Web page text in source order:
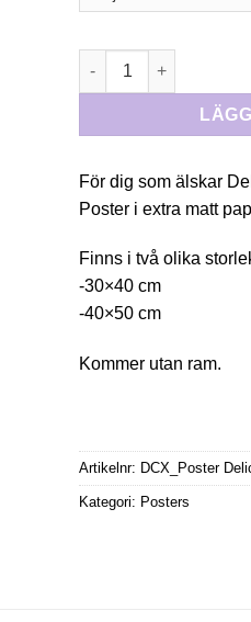
POSTER
För dig som älskar
Poster i extra matt
Finns i två olika
-30×40 cm
-40×50 cm
Kommer utan ram.
Artikelnr: DCX_Poster
Kategori: Posters